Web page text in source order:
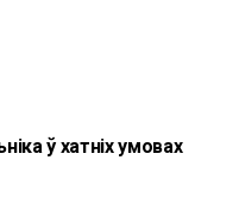
ў хатніх умовах